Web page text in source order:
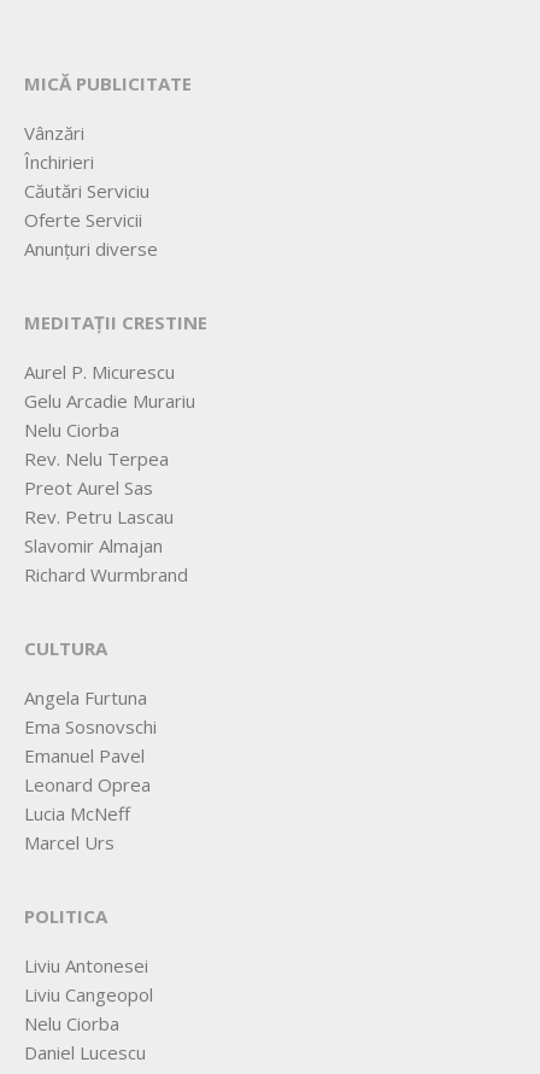
MICĂ PUBLICITATE
Vânzări
Închirieri
Căutări Serviciu
Oferte Servicii
Anunțuri diverse
MEDITAȚII CRESTINE
Aurel P. Micurescu
Gelu Arcadie Murariu
Nelu Ciorba
Rev. Nelu Terpea
Preot Aurel Sas
Rev. Petru Lascau
Slavomir Almajan
Richard Wurmbrand
CULTURA
Angela Furtuna
Ema Sosnovschi
Emanuel Pavel
Leonard Oprea
Lucia McNeff
Marcel Urs
POLITICA
Liviu Antonesei
Liviu Cangeopol
Nelu Ciorba
Daniel Lucescu